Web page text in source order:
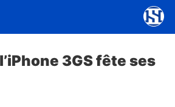
3GS fête ses